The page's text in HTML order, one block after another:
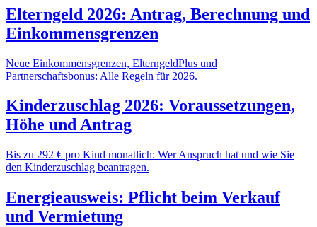
Elterngeld 2026: Antrag, Berechnung und
Einkommensgrenzen
Neue Einkommensgrenzen, ElterngeldPlus und
Partnerschaftsbonus: Alle Regeln für 2026.
Kinderzuschlag 2026: Voraussetzungen,
Höhe und Antrag
Bis zu 292 € pro Kind monatlich: Wer Anspruch hat und wie Sie
den Kinderzuschlag beantragen.
Energieausweis: Pflicht beim Verkauf
und Vermietung